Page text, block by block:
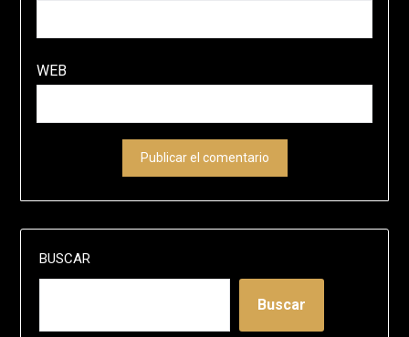
WEB
BUSCAR
Buscar